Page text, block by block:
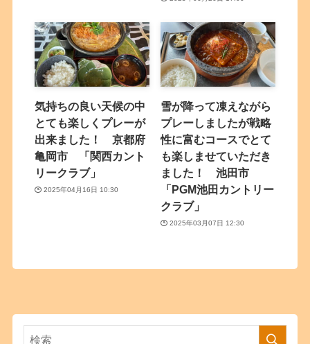
気持ちの良い天候の中
とても楽しくプレーが
出来ました！ 京都府
亀岡市 「関西カント
リークラブ」
2025年04月16日 10:30
雪が降って凍えながら
プレーしましたが戦略
性に富むコースでとて
も楽しませていただき
ました！ 池田市
「PGM池田カントリー
クラブ」
2025年03月07日 12:30